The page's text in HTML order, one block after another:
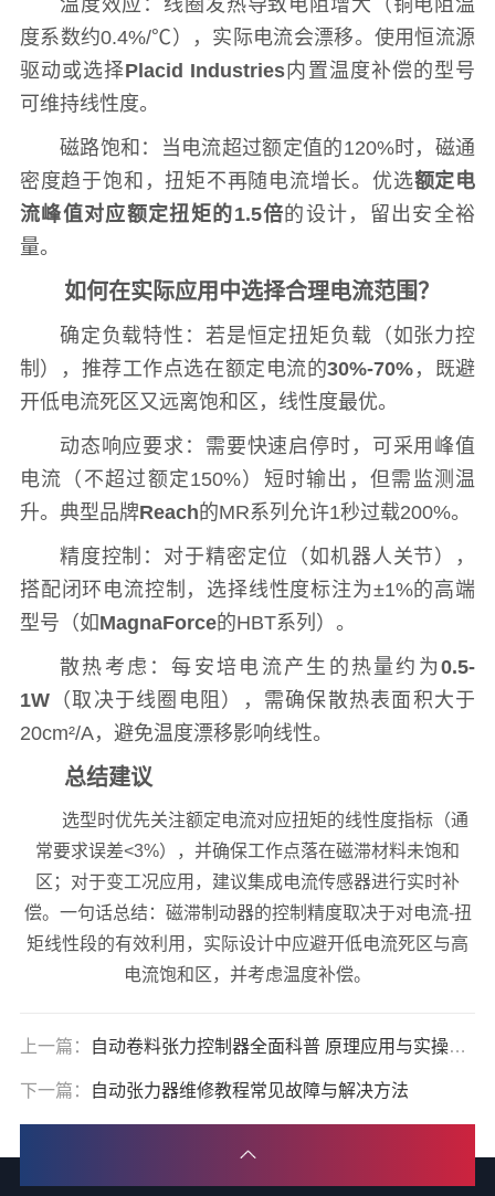
温度效应：线圈发热导致电阻增大（铜电阻温
度系数约0.4%/℃），实际电流会漂移。使用恒流源
驱动或选择Placid Industries内置温度补偿的型号
可维持线性度。
磁路饱和：当电流超过额定值的120%时，磁通
密度趋于饱和，扭矩不再随电流增长。优选额定电
流峰值对应额定扭矩的1.5倍的设计，留出安全裕
量。
如何在实际应用中选择合理电流范围？
确定负载特性：若是恒定扭矩负载（如张力控
制），推荐工作点选在额定电流的30%-70% ，既避
开低电流死区又远离饱和区，线性度最优。
动态响应要求：需要快速启停时，可采用峰值
电流（不超过额定150%）短时输出，但需监测温
升。典型品牌Reach的MR系列允许1秒过载200%。
精度控制：对于精密定位（如机器人关节），
搭配闭环电流控制，选择线性度标注为±1%的高端
型号（如MagnaForce的HBT系列）。
散热考虑：每安培电流产生的热量约为0.5-
1W（取决于线圈电阻），需确保散热表面积大于
20cm²/A，避免温度漂移影响线性。
总结建议
选型时优先关注额定电流对应扭矩的线性度指标（通
常要求误差<3%），并确保工作点落在磁滞材料未饱和
区；对于变工况应用，建议集成电流传感器进行实时补
偿。一句话总结：磁滞制动器的控制精度取决于对电流-扭
矩线性段的有效利用，实际设计中应避开低电流死区与高
电流饱和区，并考虑温度补偿。
上一篇： 自动卷料张力控制器全面科普 原理应用与实操指南
下一篇： 自动张力器维修教程常见故障与解决方法